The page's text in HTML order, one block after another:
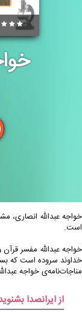
خواجه عبدالله انصاری،
است.
خواجه عبدالله مفسر
خداوند سروده است که
مناجات‌‌‌نامه‌‌ی خواجه
از ایرانصدا